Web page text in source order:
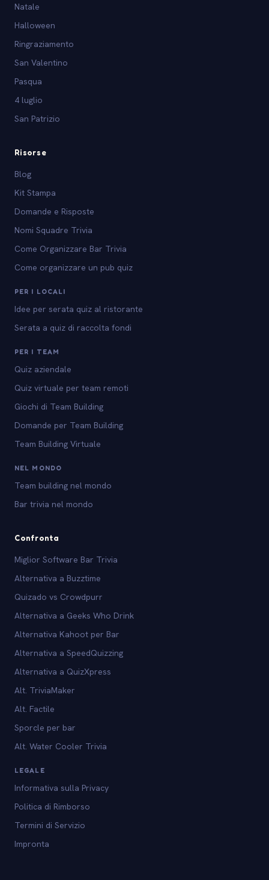
Natale
Halloween
Ringraziamento
San Valentino
Pasqua
4 luglio
San Patrizio
Risorse
Blog
Kit Stampa
Domande e Risposte
Nomi Squadre Trivia
Come Organizzare Bar Trivia
Come organizzare un pub quiz
PER I LOCALI
Idee per serata quiz al ristorante
Serata a quiz di raccolta fondi
PER I TEAM
Quiz aziendale
Quiz virtuale per team remoti
Giochi di Team Building
Domande per Team Building
Team Building Virtuale
NEL MONDO
Team building nel mondo
Bar trivia nel mondo
Confronta
Miglior Software Bar Trivia
Alternativa a Buzztime
Quizado vs Crowdpurr
Alternativa a Geeks Who Drink
Alternativa Kahoot per Bar
Alternativa a SpeedQuizzing
Alternativa a QuizXpress
Alt. TriviaMaker
Alt. Factile
Sporcle per bar
Alt. Water Cooler Trivia
LEGALE
Informativa sulla Privacy
Politica di Rimborso
Termini di Servizio
Impronta